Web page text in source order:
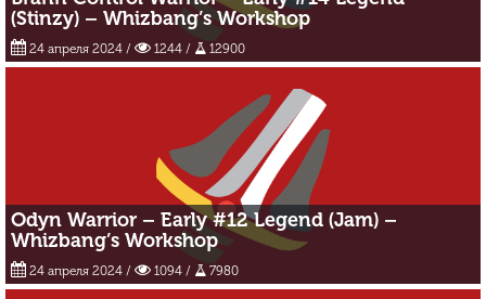
(Stinzy) – Whizbang’s Workshop
24 апреля 2024 / 1244 / 12900
Odyn Warrior – Early #12 Legend (Jam) –
Whizbang’s Workshop
24 апреля 2024 / 1094 / 7980